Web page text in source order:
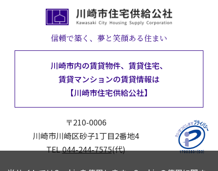
信頼で築く、夢と笑顔ある住まい
川崎市内の賃貸物件、賃貸住宅、
賃貸マンションの賃貸情報は
【川崎市住宅供給公社】
〒210-0006
川崎市川崎区砂子1丁目2番地4
TEL044-244-7575(代)